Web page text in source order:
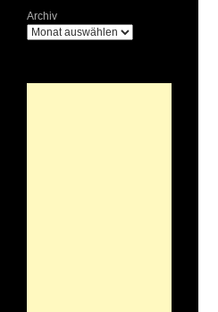
Archiv